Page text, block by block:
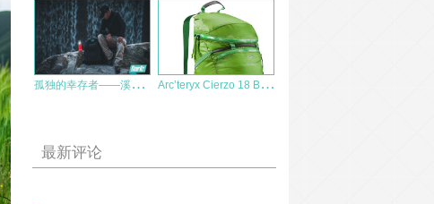
孤
独的幸存者——溪流之光 幸存者 使用评测 A
rc’teryx Cierzo 18 Backpack背包评测
最新评论